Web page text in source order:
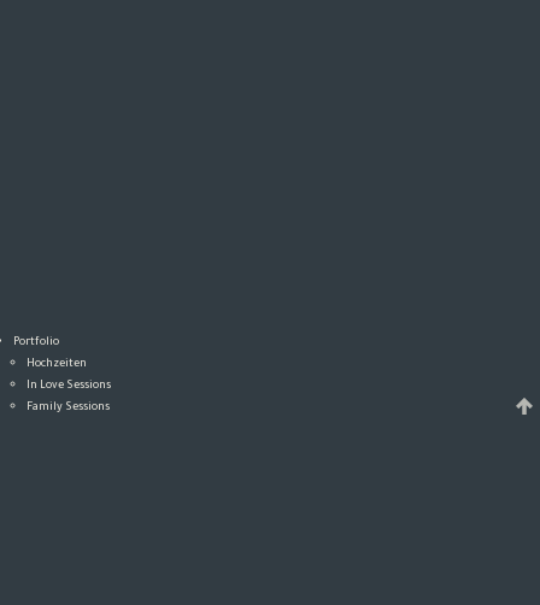
Portfolio
Hochzeiten
In Love Sessions
Family Sessions